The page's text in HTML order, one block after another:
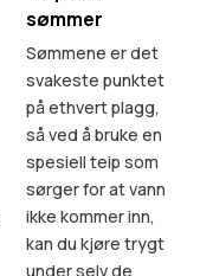
sømmer
Sømmene er det
svakeste punktet
på ethvert plagg,
så ved å bruke en
spesiell teip som
sørger for at vann
ikke kommer inn,
kan du kjøre trygt
under selv de